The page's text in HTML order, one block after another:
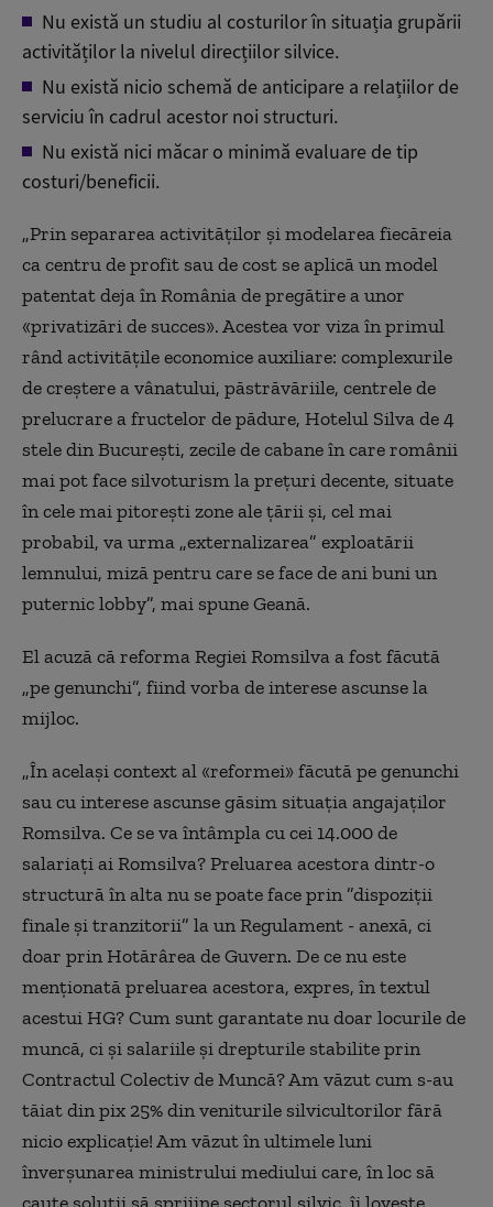
Nu există un studiu al costurilor în situația grupării
activităților la nivelul direcțiilor silvice.
Nu există nicio schemă de anticipare a relațiilor de
serviciu în cadrul acestor noi structuri.
Nu există nici măcar o minimă evaluare de tip
costuri/beneficii.
„Prin separarea activităților și modelarea fiecăreia
ca centru de profit sau de cost se aplică un model
patentat deja în România de pregătire a unor
«privatizări de succes». Acestea vor viza în primul
rând activitățile economice auxiliare: complexurile
de creștere a vânatului, păstrăvăriile, centrele de
prelucrare a fructelor de pădure, Hotelul Silva de 4
stele din București, zecile de cabane în care românii
mai pot face silvoturism la prețuri decente, situate
în cele mai pitorești zone ale țării și, cel mai
probabil, va urma „externalizarea” exploatării
lemnului, miză pentru care se face de ani buni un
puternic lobby”, mai spune Geană.
El acuză că reforma Regiei Romsilva a fost făcută
„pe genunchi”, fiind vorba de interese ascunse la
mijloc.
„În același context al «reformei» făcută pe genunchi
sau cu interese ascunse găsim situația angajaților
Romsilva. Ce se va întâmpla cu cei 14.000 de
salariați ai Romsilva? Preluarea acestora dintr-o
structură în alta nu se poate face prin ”dispoziții
finale și tranzitorii” la un Regulament - anexă, ci
doar prin Hotărârea de Guvern. De ce nu este
menționată preluarea acestora, expres, în textul
acestui HG? Cum sunt garantate nu doar locurile de
muncă, ci și salariile și drepturile stabilite prin
Contractul Colectiv de Muncă? Am văzut cum s-au
tăiat din pix 25% din veniturile silvicultorilor fără
nicio explicație! Am văzut în ultimele luni
înverșunarea ministrului mediului care, în loc să